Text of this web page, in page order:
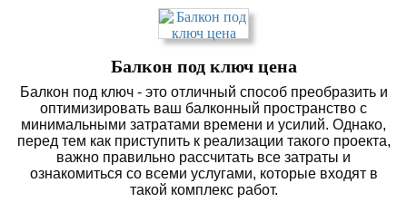
Балкон под ключ цена
Балкон под ключ - это отличный способ преобразить и
оптимизировать ваш балконный пространство с
минимальными затратами времени и усилий. Однако,
перед тем как приступить к реализации такого проекта,
важно правильно рассчитать все затраты и
ознакомиться со всеми услугами, которые входят в
такой комплекс работ.